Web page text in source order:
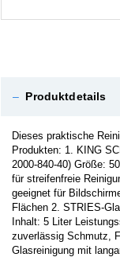
– Produktdetails
Dieses praktische
Produkten: 1. KING
2000-840-40) Größe:
für streifenfreie
geeignet für
Flächen 2. STRIES-
Inhalt: 5 Liter
zuverlässig Schmutz,
Glasreinigung mit